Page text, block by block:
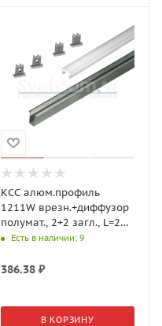
КСС алюм.профиль
1211W врезн.+диффузор
полумат., 2+2 загл., L=2м,
Серебро 19.143.40.560
Есть в наличии: 9
386.38₽
В КОРЗИНУ